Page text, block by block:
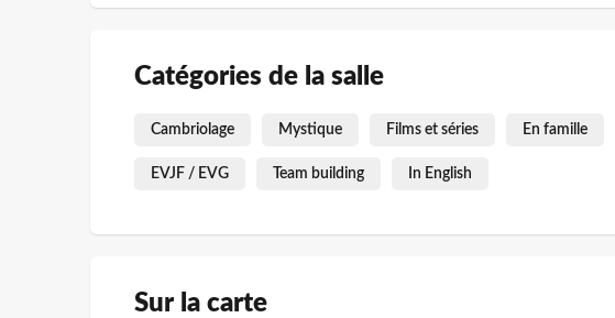
Catégories de la salle
Cambriolage Mystique Films et séries En famille
EVJF / EVG Team building In English
Sur la carte